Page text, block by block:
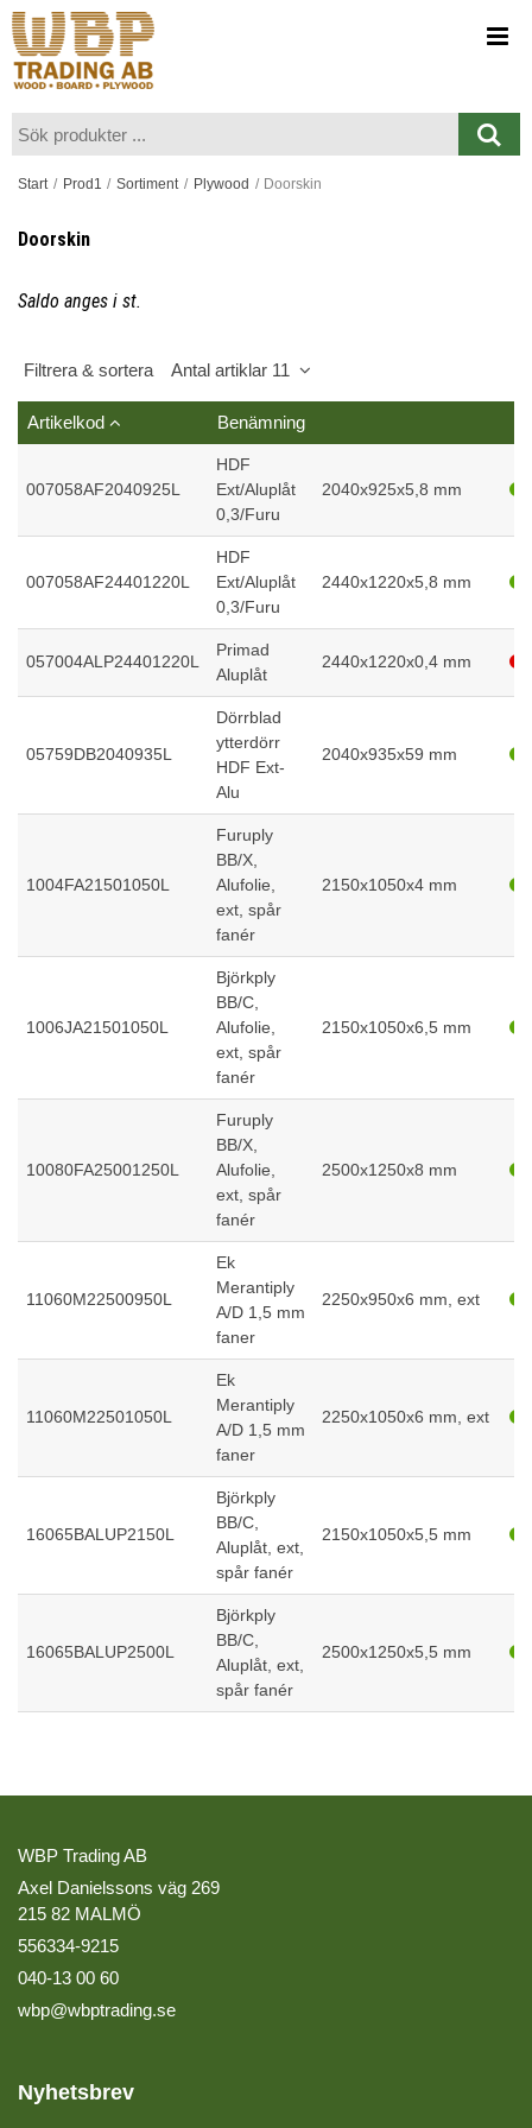
Start / Prod1 / Sortiment / Plywood / Doorskin
Doorskin
Saldo anges i st.
Filtrera & sortera Antal artiklar 11
Artikelkod Benämning
007058AF2040925L
HDF
Ext/Aluplåt
0,3/Furu
2040x925x5,8 mm
007058AF24401220L
HDF
Ext/Aluplåt
0,3/Furu
2440x1220x5,8 mm
057004ALP24401220L
Primad
Aluplåt
2440x1220x0,4 mm
05759DB2040935L
Dörrblad
ytterdörr
HDF Ext-
Alu
2040x935x59 mm
1004FA21501050L
Furuply
BB/X,
Alufolie,
ext, spår
fanér
2150x1050x4 mm
1006JA21501050L
Björkply
BB/C,
Alufolie,
ext, spår
fanér
2150x1050x6,5 mm
10080FA25001250L
Furuply
BB/X,
Alufolie,
ext, spår
fanér
2500x1250x8 mm
11060M22500950L
Ek
Merantiply
A/D 1,5 mm
faner
2250x950x6 mm, ext
11060M22501050L
Ek
Merantiply
A/D 1,5 mm
faner
2250x1050x6 mm, ext
16065BALUP2150L
Björkply
BB/C,
Aluplåt, ext,
spår fanér
2150x1050x5,5 mm
16065BALUP2500L
Björkply
BB/C,
Aluplåt, ext,
spår fanér
2500x1250x5,5 mm
WBP Trading AB
Axel Danielssons väg 269
215 82 MALMÖ
556334-9215
040-13 00 60
wbp@wbptrading.se
Nyhetsbrev
Visa varukorgen